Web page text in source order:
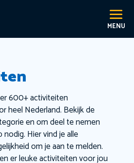
600+ activiteiten
heel Nederland. Bekijk de
en om deel te nemen
Hier vind je alle
om je aan te melden.
er leuke activiteiten voor jou